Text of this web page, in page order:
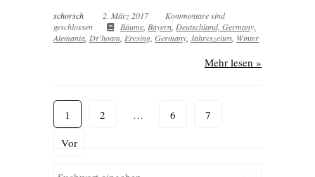
schorsch 2. März 2017
Kommentare sind
geschlossen
Bäume Bayern Deutschland, Germany,
Alemania Dr'hoam Eresing Germany Jahreszeiten Winter
Mehr lesen »
1 2 … 6
7
Vor